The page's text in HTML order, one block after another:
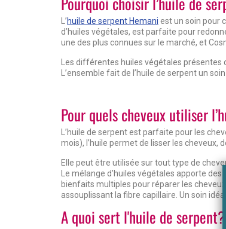
L’huile de serpent Hemani est un soin pour
d’huiles végétales, est parfaite pour
une des plus connues sur le marché, et
Les différentes huiles végétales présentes
L’ensemble fait de l’huile de serpent un
Pour quels cheveux utiliser
L’huile de serpent est parfaite pour les
mois), l’huile permet de lisser les cheveux,
Elle peut être utilisée sur tout type de
Le mélange d’huiles végétales apporte
bienfaits multiples pour réparer les
assouplissant la fibre capillaire. Un soin
A quoi sert l'huile de serpent?